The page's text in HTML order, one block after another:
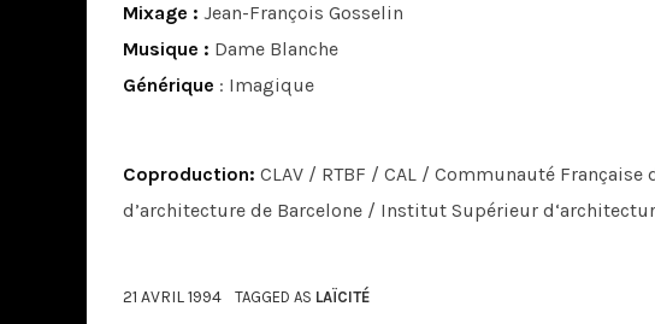
Mixage : Jean-François Gosselin
Musique : Dame Blanche
Générique : Imagique
Coproduction: CLAV / RTBF / CAL / Communauté
d’architecture de Barcelone / Institut Supérieur
21 AVRIL 1994 TAGGED AS LAÏCITÉ